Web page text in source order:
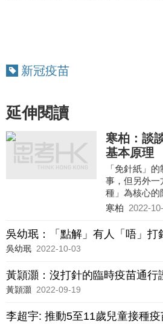
新冠疫苗
延伸閱讀
寒柏：談
基本原理
「免針紙」
事，但另外一
種」為核心的
討呢？
鼓勵所有人接
區內「寸步難
寒柏 2022-
吳幼珉：「點解」有人「唔」打
吳幼珉 2022-10-03
黃頴灝：沒打針的臨時疫苗通行
黃頴灝 2022-09-19
李超宇: 推動5至11歲兒童接種